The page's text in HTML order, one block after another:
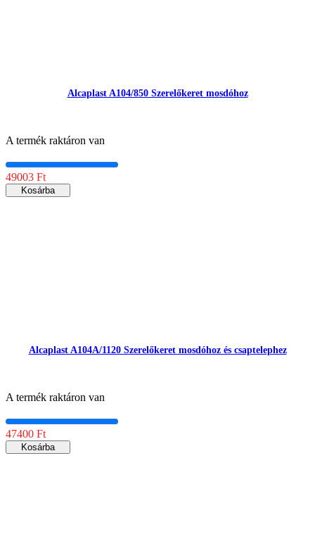
Alcaplast A104/850 Szerelőkeret mosdóhoz
A termék raktáron van
49003 Ft
Kosárba
Alcaplast A104A/1120 Szerelőkeret mosdóhoz és csaptelephez
A termék raktáron van
47400 Ft
Kosárba